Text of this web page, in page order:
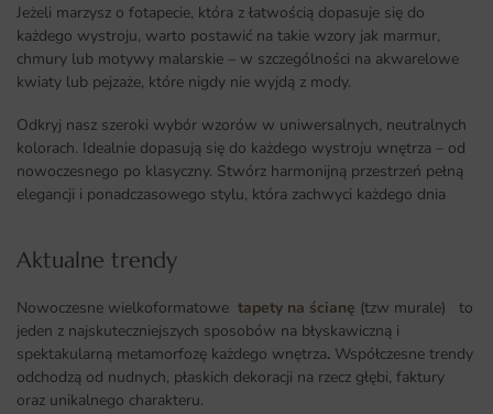
Jeżeli marzysz o fotapecie, która z łatwością dopasuje się do
każdego wystroju, warto postawić na takie wzory jak marmur,
chmury lub motywy malarskie – w szczególności na akwarelowe
kwiaty lub pejzaże, które nigdy nie wyjdą z mody.
Odkryj nasz szeroki wybór wzorów w uniwersalnych, neutralnych
kolorach. Idealnie dopasują się do każdego wystroju wnętrza – od
nowoczesnego po klasyczny. Stwórz harmonijną przestrzeń pełną
elegancji i ponadczasowego stylu, która zachwyci każdego dnia
Aktualne trendy​
Nowoczesne wielkoformatowe tapety na ścianę (tzw murale) to
jeden z najskuteczniejszych sposobów na błyskawiczną i
spektakularną metamorfozę każdego wnętrza. Współczesne trendy
odchodzą od nudnych, płaskich dekoracji na rzecz głębi, faktury
oraz unikalnego charakteru.